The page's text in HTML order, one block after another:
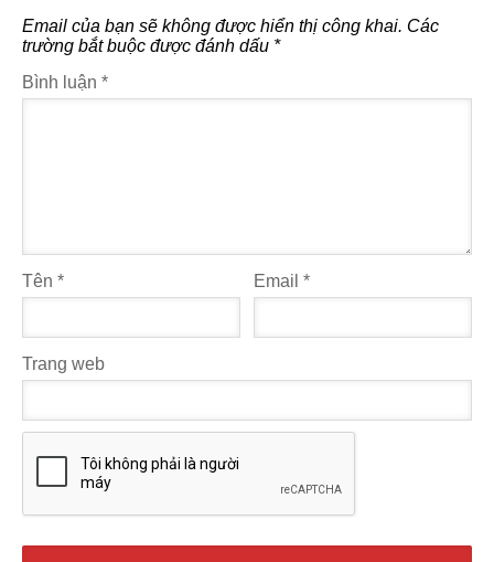
Email của bạn sẽ không được hiển thị công khai. Các
trường bắt buộc được đánh dấu *
Bình luận *
Tên * Email*
Trang web